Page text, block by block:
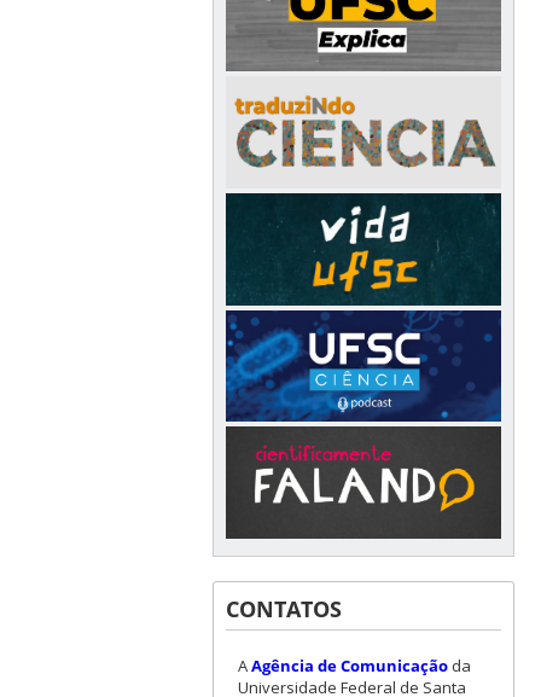
CONTATOS
AAgência de Comunicaçãoda
Universidade Federal de Santa